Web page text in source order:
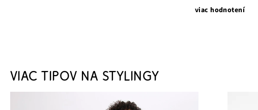
viac hodnotení
VIAC TIPOV NA STYLINGY